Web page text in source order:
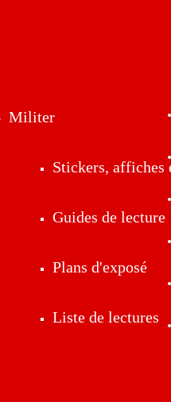
Militer
Stickers, affiches
Guides de lecture
Plans d'exposé
Liste de lectures